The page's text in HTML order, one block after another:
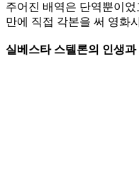
주어진 배역은 단역뿐이
만에 직접 각본을 써 영화
실베스타 스텔론의 인생과